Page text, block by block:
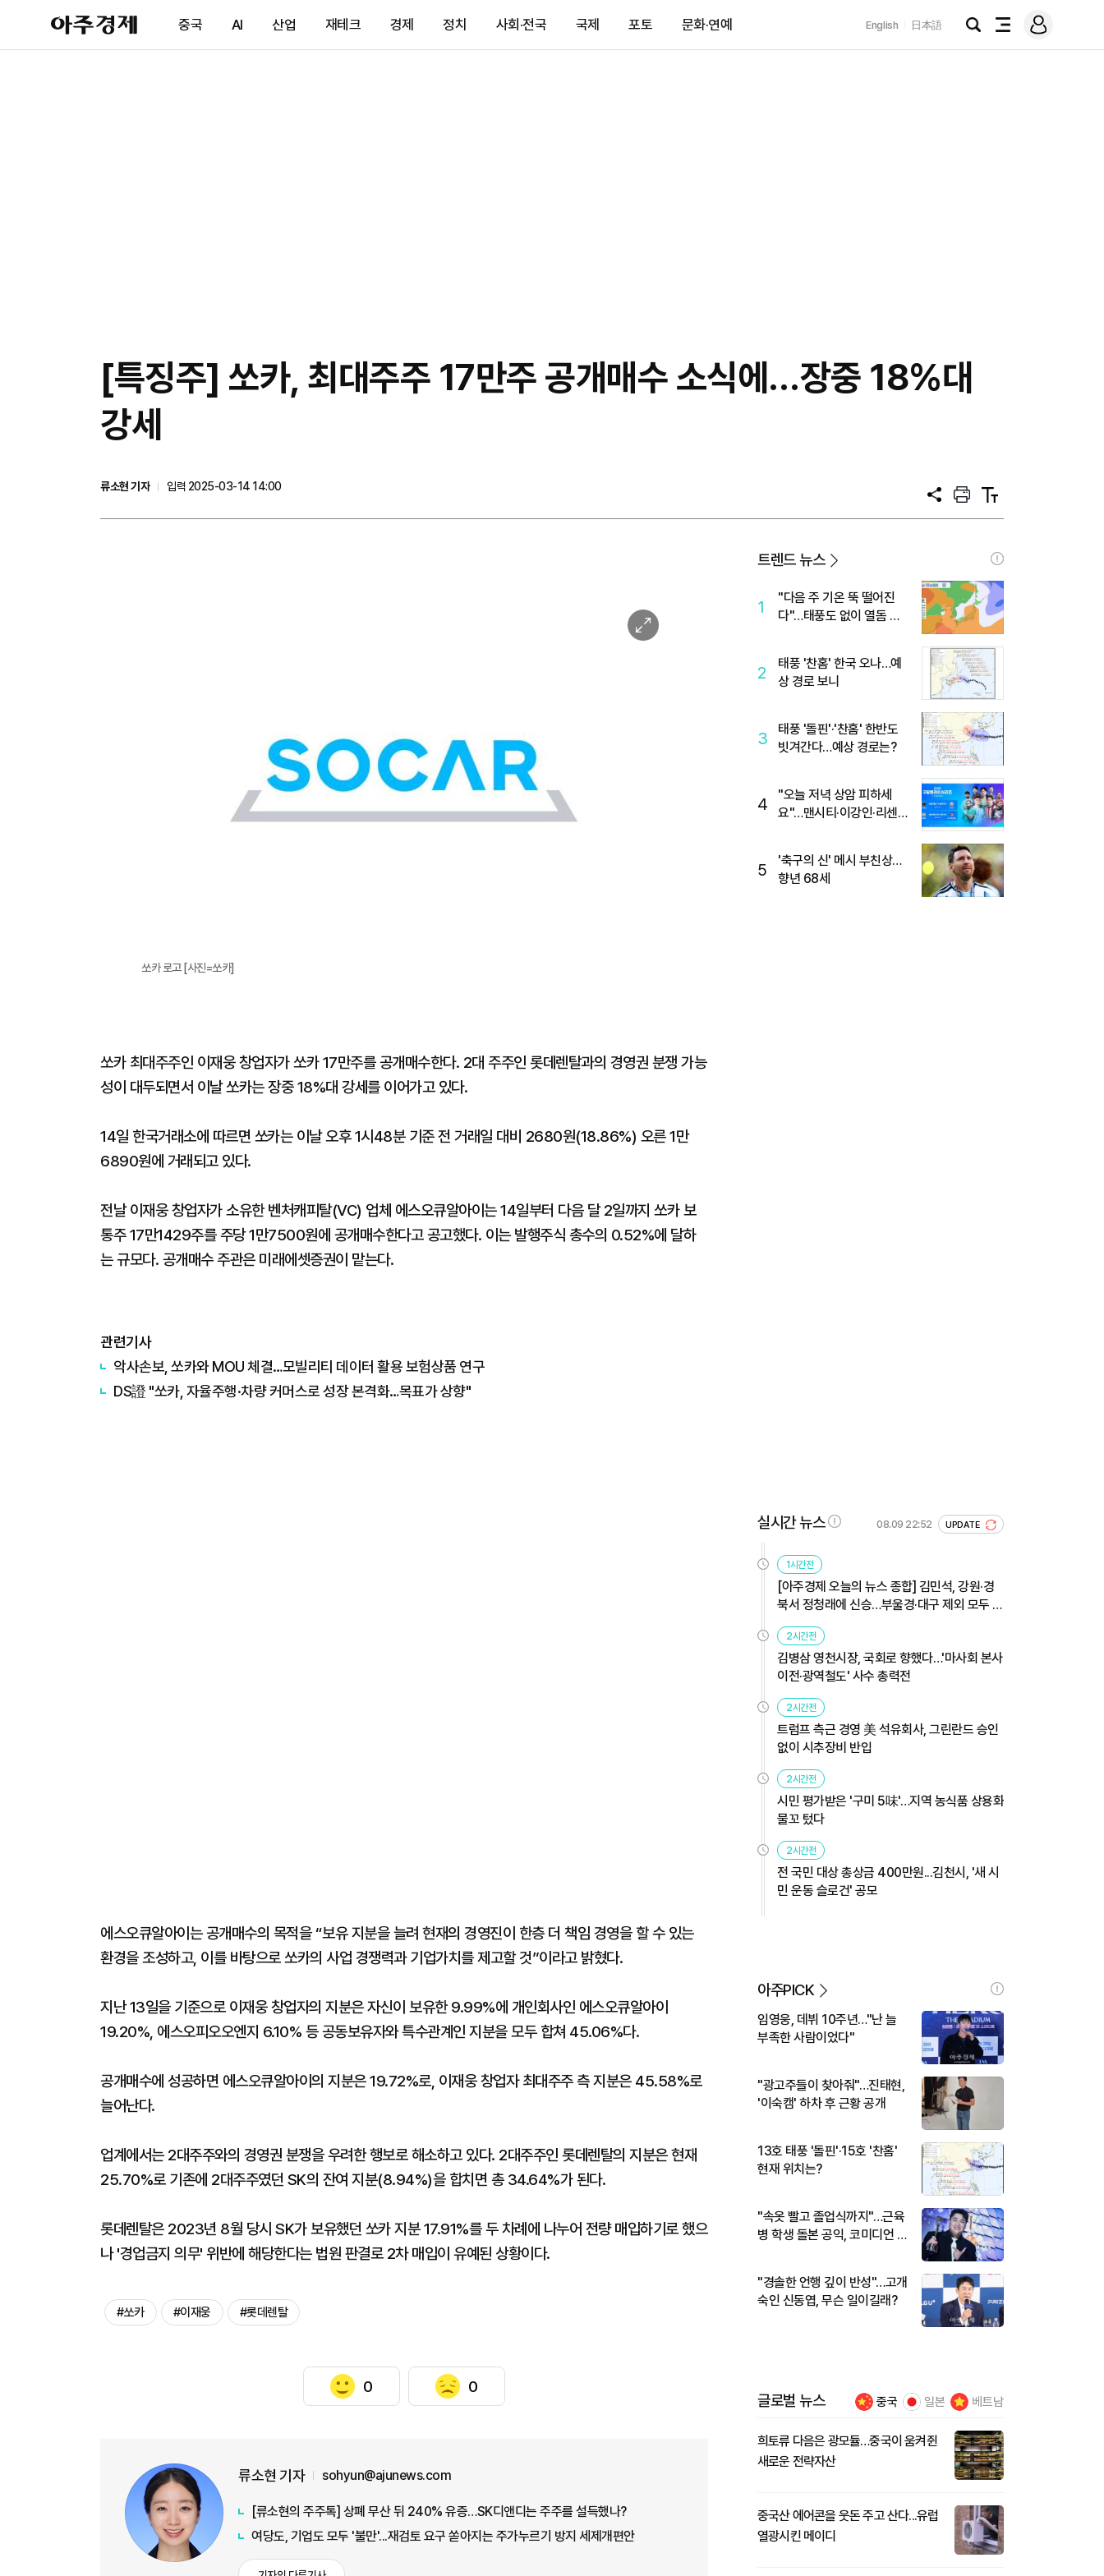
아
주
제
중국 AI 산업 재테크 경제 정치 사회·전국 국제 포토 문화·연예 English 日本語
검
전
메
그
[특징주] 쏘카, 최대주주 17만주 공개매수 소식에…장중 18%대
강세
류소현 기자
입력 2025-03-14 14:00
공
프
트
텍
트
이
미
쏘카 로고 [사진=쏘카]
쏘카 최대주주인 이재웅 창업자가 쏘카 17만주를 공개매수한다. 2대 주주인 롯데렌탈과의 경영권 분쟁 가능
성이 대두되면서 이날 쏘카는 장중 18%대 강세를 이어가고 있다.
14일 한국거래소에 따르면 쏘카는 이날 오후 1시48분 기준 전 거래일 대비 2680원(18.86%) 오른 1만
6890원에 거래되고 있다.
전날 이재웅 창업자가 소유한 벤처캐피탈(VC) 업체 에스오큐알아이는 14일부터 다음 달 2일까지 쏘카 보
통주 17만1429주를 주당 1만7500원에 공개매수한다고 공고했다. 이는 발행주식 총수의 0.52%에 달하
는 규모다. 공개매수 주관은 미래에셋증권이 맡는다.
관련기사
악사손보, 쏘카와 MOU 체결…모빌리티 데이터 활용 보험상품 연구
DS證 "쏘카, 자율주행·차량 커머스로 성장 본격화…목표가 상향"
에스오큐알아이는 공개매수의 목적을 “보유 지분을 늘려 현재의 경영진이 한층 더 책임 경영을 할 수 있는
환경을 조성하고, 이를 바탕으로 쏘카의 사업 경쟁력과 기업가치를 제고할 것”이라고 밝혔다.
지난 13일을 기준으로 이재웅 창업자의 지분은 자신이 보유한 9.99%에 개인회사인 에스오큐알아이
19.20%, 에스오피오오엔지 6.10% 등 공동보유자와 특수관계인 지분을 모두 합쳐 45.06%다.
공개매수에 성공하면 에스오큐알아이의 지분은 19.72%로, 이재웅 창업자 최대주주 측 지분은 45.58%로
늘어난다.
업계에서는 2대주주와의 경영권 분쟁을 우려한 행보로 해소하고 있다. 2대주주인 롯데렌탈의 지분은 현재
25.70%로 기존에 2대주주였던 SK의 잔여 지분(8.94%)을 합치면 총 34.64%가 된다.
롯데렌탈은 2023년 8월 당시 SK가 보유했던 쏘카 지분 17.91%를 두 차례에 나누어 전량 매입하기로 했으
나 '경업금지 의무' 위반에 해당한다는 법원 판결로 2차 매입이 유예된 상황이다.
#쏘카 #이재웅 #롯데렌탈
0 0
류소현 기자 sohyun@ajunews.com
[류소현의 주주톡] 상폐 무산 뒤 240% 유증…SK디앤디는 주주를 설득했나?
여당도, 기업도 모두 '불만'...재검토 요구 쏟아지는 주가누르기 방지 세제개편안
트렌드 뉴스
1
"다음 주 기온 뚝 떨어진
다"…태풍도 없이 열돔 박
2
태풍 '찬홈' 한국 오나…예
상 경로 보니
3
태풍 '돌핀'·'찬홈' 한반도
빗겨간다…예상 경로는?
4
"오늘 저녁 상암 피하세
요"…맨시티·이강인·리센느
5
'축구의 신' 메시 부친상…
향년 68세
실시간 뉴스 08.09 22:52 UPDATE
1시간전
[아주경제 오늘의 뉴스 종합] 김민석, 강원·경
북서 정청래에 신승…부울경·대구 제외 모두 웃
었다 外
2시간전
김병삼 영천시장, 국회로 향했다…'마사회 본사
이전·광역철도' 사수 총력전
2시간전
트럼프 측근 경영 美 석유회사, 그린란드 승인
없이 시추장비 반입
2시간전
시민 평가받은 '구미 5味'…지역 농식품 상용화
물꼬 텄다
2시간전
전 국민 대상 총상금 400만원...김천시, '새 시
민 운동 슬로건' 공모
아주PICK
임영웅, 데뷔 10주년…"난 늘
부족한 사람이었다"
"광고주들이 찾아줘"…진태현,
'이숙캠' 하차 후 근황 공개
13호 태풍 '돌핀'·15호 '찬홈'
현재 위치는?
"속옷 빨고 졸업식까지"…근육
병 학생 돌본 공익, 코미디언 김
"경솔한 언행 깊이 반성"…고개
숙인 신동엽, 무슨 일이길래?
글로벌 뉴스 중국 일본 베트남
희토류 다음은 광모듈…중국이 움켜쥔
새로운 전략자산
중국산 에어콘을 웃돈 주고 산다...유럽
열광시킨 메이디